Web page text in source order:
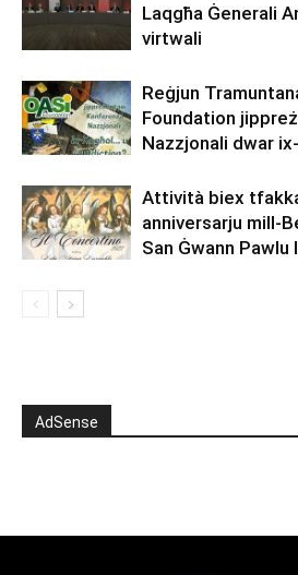
Laqgħa Ġenerali
virtwali
Reġjun
Foundation
Nazzjonali dwar
Attività biex
anniversarju mill-
San Ġwann Pawlu
AdSense